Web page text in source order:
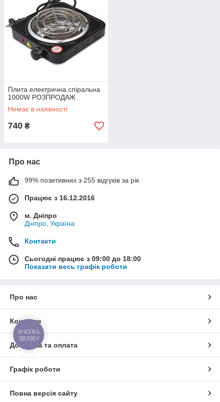
Плита електрична спіральна
1000W РОЗПРОДАЖ
Немає в наявності
740 ₴
Про нас
99% позитивних з 255 відгуків за рік
Працює з 16.12.2016
м. Дніпро
Дніпро, Україна
Контакти
Сьогодні працює з 09:00 до 18:00
Показати весь графік роботи
Про нас
Контакти
Доставка та оплата
Графік роботи
Повна версія сайту
КНОПКА
ЗВ'ЯЗКУ